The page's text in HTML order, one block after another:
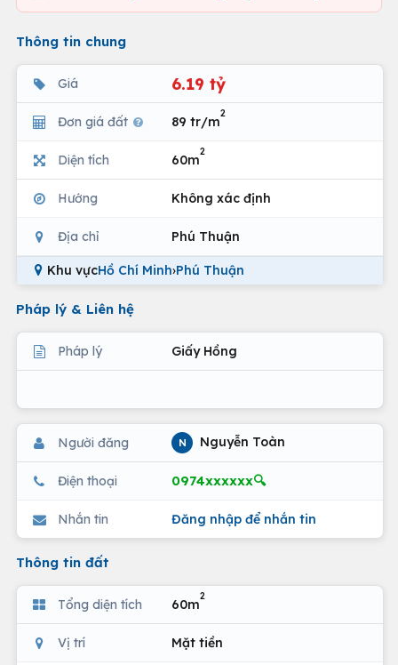
Thông tin chung
Giá 6.19 tỷ
Đơn giá đất 89 tr/m
2
Diện tích 60m
2
Hướng Không xác định
Địa chỉ Phú Thuận
Khu vựcHồ Chí Minh›Phú Thuận
Pháp lý & Liên hệ
Pháp lý Giấy Hồng
Người đăng N Nguyễn Toàn
Điện thoại 0974xxxxxx🔍
Nhắn tin Đăng nhập để nhắn tin
Thông tin đất
Tổng diện tích 60m
2
Vị trí Mặt tiền